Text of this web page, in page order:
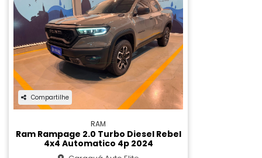
Compartilhe
RAM
Ram Rampage 2.0 Turbo Diesel Rebel
4x4 Automatico 4p 2024